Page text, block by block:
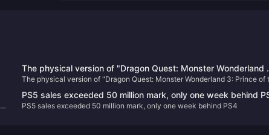
The physical version of "Dragon Quest: Monster Wonderland
Prince of the Demons" is out of stock, and players urge
Enix to restock it quickly
The physical version of "Dragon Quest: Monster Wonderland 3: Prince of
PS5 sales exceeded 50 million mark, only one week behind
PS5 sales exceeded 50 million mark, only one week behind PS4